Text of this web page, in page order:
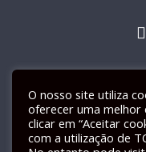
Livro
GALILEU
O nosso site utiliza
oferecer uma melhor
clicar em “Aceitar
com a utilização de